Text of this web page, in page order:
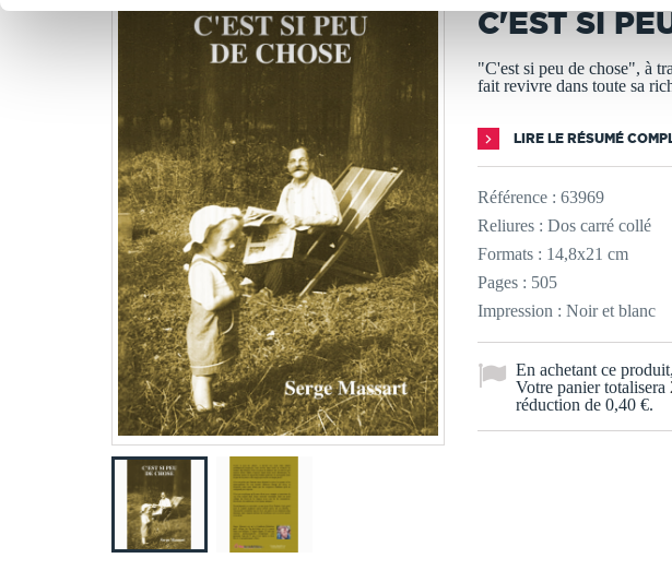
C'EST SI
"C'est si peu de chose", à
fait revivre dans toute sa
LIRE LE RÉSUMÉ
Référence : 63969
Reliures : Dos carré collé
Formats : 14,8x21 cm
Pages : 505
Impression : Noir et blanc
En achetant ce
Votre panier totalisera
réduction de 0,40 €.